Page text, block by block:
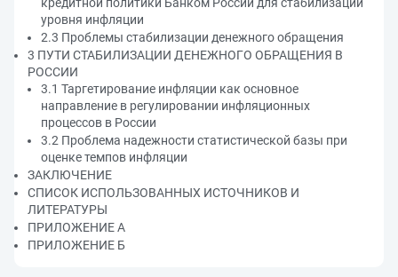
уровня инфляции
2.3 Проблемы стабилизации денежного обращения
3 ПУТИ СТАБИЛИЗАЦИИ ДЕНЕЖНОГО ОБРАЩЕНИЯ В
РОССИИ
3.1 Таргетирование инфляции как основное
направление в регулировании инфляционных
процессов в России
3.2 Проблема надежности статистической базы при
оценке темпов инфляции
ЗАКЛЮЧЕНИЕ
СПИСОК ИСПОЛЬЗОВАННЫХ ИСТОЧНИКОВ И
ЛИТЕРАТУРЫ
ПРИЛОЖЕНИЕ А
ПРИЛОЖЕНИЕ Б